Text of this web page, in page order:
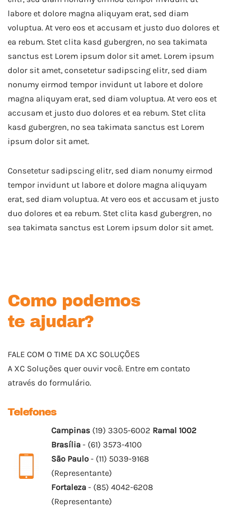
labore et dolore magna aliquyam erat, sed diam
voluptua. At vero eos et accusam et justo duo dolores et
ea rebum. Stet clita kasd gubergren, no sea takimata
sanctus est Lorem ipsum dolor sit amet. Lorem ipsum
dolor sit amet, consetetur sadipscing elitr, sed diam
nonumy eirmod tempor invidunt ut labore et dolore
magna aliquyam erat, sed diam voluptua. At vero eos et
accusam et justo duo dolores et ea rebum. Stet clita
kasd gubergren, no sea takimata sanctus est Lorem
ipsum dolor sit amet.
Consetetur sadipscing elitr, sed diam nonumy eirmod
tempor invidunt ut labore et dolore magna aliquyam
erat, sed diam voluptua. At vero eos et accusam et justo
duo dolores et ea rebum. Stet clita kasd gubergren, no
sea takimata sanctus est Lorem ipsum dolor sit amet.
Como podemos
te ajudar?
FALE COM O TIME DA XC SOLUÇÕES
A XC Soluções quer ouvir você. Entre em contato
através do formulário.
Telefones
Campinas (19) 3305-6002 Ramal 1002
Brasília - (61) 3573-4100
São Paulo - (11) 5039-9168
(Representante)
Fortaleza - (85) 4042-6208
(Representante)